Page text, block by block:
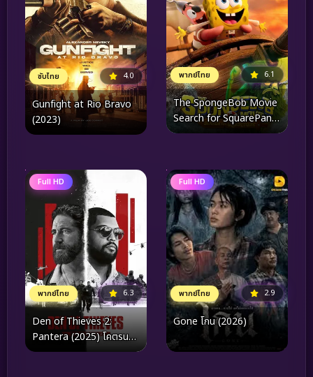
ซับไทย 4.0
Gunfight at Rio Bravo
(2023)
พากย์ไทย 6.1
The SpongeBob Movie
Search for SquarePants
เดอะ สพันจ์บ็อบ มูฟวี่
Full HD
พากย์ไทย 6.3
Den of Thieves 2:
Pantera (2025) โคตรนรก
ปล้นเหนือเมฆ: แพนเธอรา
Full HD
พากย์ไทย 2.9
Gone โกน (2026)